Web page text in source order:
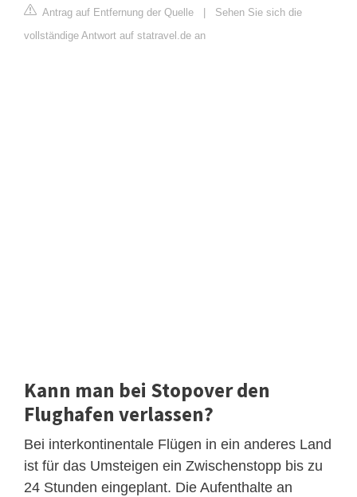
Antrag auf Entfernung der Quelle
Sehen Sie sich die
vollständige Antwort auf statravel.de an
Kann man bei Stopover den
Flughafen verlassen?
Bei interkontinentale Flügen in ein anderes Land
ist für das Umsteigen ein Zwischenstopp bis zu
24 Stunden eingeplant. Die Aufenthalte an